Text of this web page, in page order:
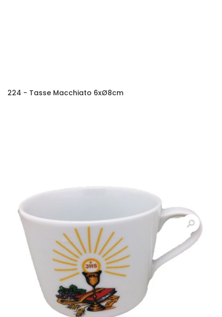
224 - Tasse Macchiato 6xØ8cm